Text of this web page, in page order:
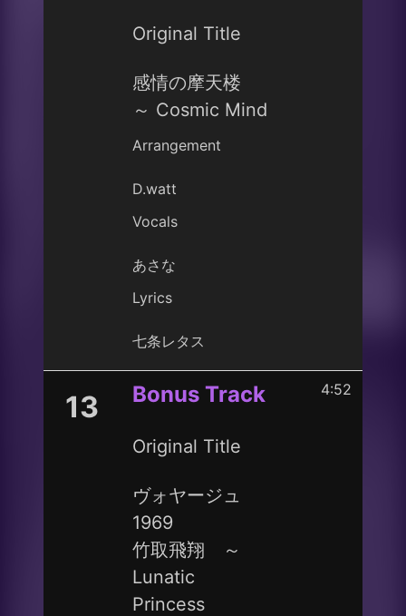
Original Title
感情の摩天楼
～ Cosmic Mind
Arrangement
D.watt
Vocals
あさな
Lyrics
七条レタス
13 Bonus Track
Original Title
ヴォヤージュ
1969
竹取飛翔 ～
Lunatic
Princess
4:52